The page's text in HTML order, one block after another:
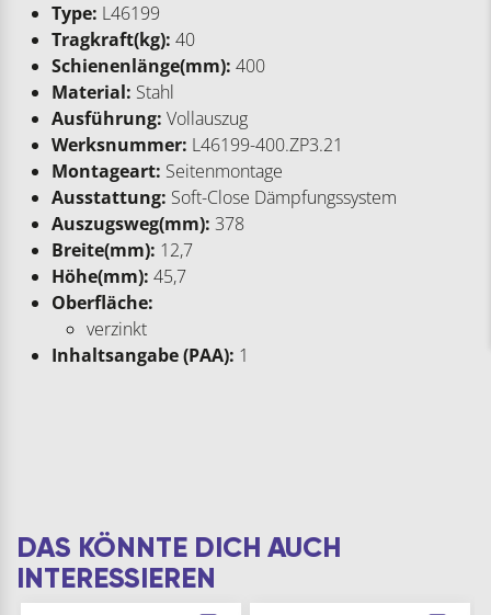
Type: L46199
Tragkraft(kg): 40
Schienenlänge(mm): 400
Material: Stahl
Ausführung: Vollauszug
Werksnummer: L46199-400.ZP3.21
Montageart: Seitenmontage
Ausstattung: Soft-Close Dämpfungssystem
Auszugsweg(mm): 378
Breite(mm): 12,7
Höhe(mm): 45,7
Oberfläche:
verzinkt
Inhaltsangabe (PAA): 1
DAS KÖNNTE DICH AUCH
INTERESSIEREN